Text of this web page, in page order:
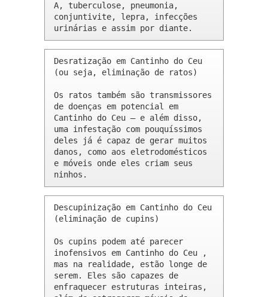
A, tuberculose, pneumonia,
conjuntivite, lepra, infecções
urinárias e assim por diante.
Desratização em Cantinho do Ceu
(ou seja, eliminação de ratos)
Os ratos também são transmissores
de doenças em potencial em
Cantinho do Ceu – e além disso,
uma infestação com pouquíssimos
deles já é capaz de gerar muitos
danos, como aos eletrodomésticos
e móveis onde eles criam seus
ninhos.
Descupinização em Cantinho do Ceu
(eliminação de cupins)
Os cupins podem até parecer
inofensivos em Cantinho do Ceu ,
mas na realidade, estão longe de
serem. Eles são capazes de
enfraquecer estruturas inteiras,